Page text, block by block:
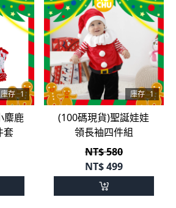
庫存 1
麋鹿
套
庫存 1
(100碼現貨)聖誕娃娃
領長袖四件組
NT$ 580
NT$499